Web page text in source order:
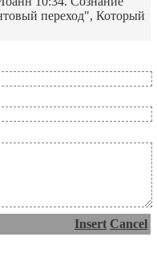
переход", Который
Insert Cancel